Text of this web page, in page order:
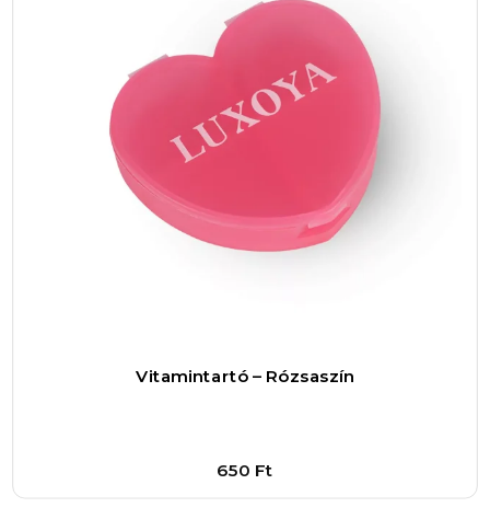
ilyen multifunkcionális eszköz esetében. A
termék mérete és kialakítása lehetővé teszi,
hogy egyszerre akár több adag turmixot vagy
fehérjeitalt készítsünk, ami időt takarít meg, és
megkönnyíti a táplálkozás tervezését. A rugós
keverőbetét pedig gondoskodik arról, hogy a
keverés mindig hatékony legyen, így nem kell
többé aggódni a csomók miatt.
az egészséges táplálkozás. Akár reggeli
Vitamintartó – Rózsaszín
650 Ft